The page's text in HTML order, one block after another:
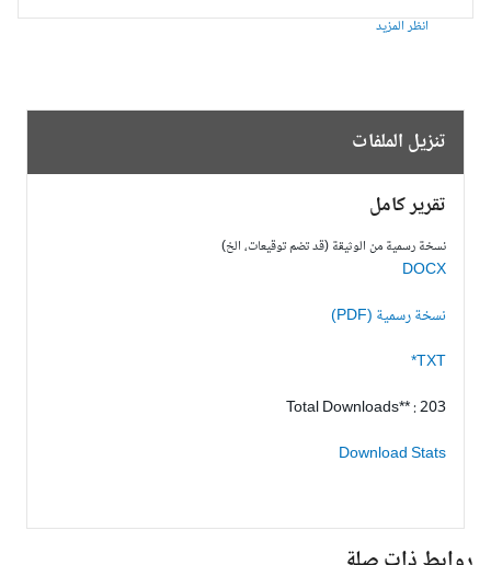
انظر المزيد
تنزيل الملفات
تقرير كامل
نسخة رسمية من الوثيقة (قد تضم توقيعات، الخ)
DOCX
نسخة رسمية (PDF)
TXT*
Total Downloads** : 203
Download Stats